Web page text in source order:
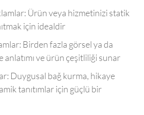
Ürün veya hizmetinizi statik
için idealdir
Birden fazla görsel ya da
anlatımı ve ürün çeşitliliği sunar
Duygusal bağ kurma, hikaye
tanıtımlar için güçlü bir